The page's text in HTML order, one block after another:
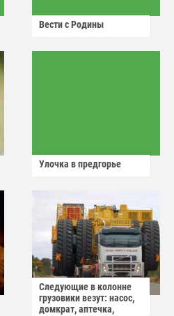
Вести с Родины
Улочка в предгорье
Следующие в колонне
грузовики везут: насос,
домкрат, аптечка,